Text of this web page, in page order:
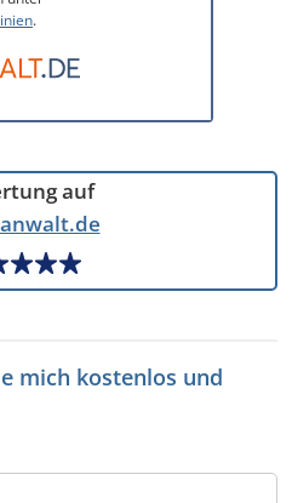
.
auf
mich kostenlos und